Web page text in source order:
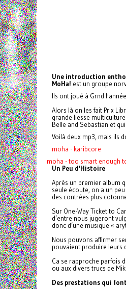
Une introduction
MoHa! est un groupe
Ils ont joué à Grnd
Alors là on les fait Prix
grande liesse
Belle and Sebastian et
Voilà deux mp3, mais ils
moha - karibcore
moha - too smart enough
Un Peu d'Histoire
Après un premier album
seule écoute, on a un
des contrées plus
Sur One-Way Ticket to
d’entre nous jugeront
donc d’une musique «
Nous pouvons affirmer
pouvaient produire leurs
Ca se rapproche parfois
ou aux divers trucs de
Des prestations qui